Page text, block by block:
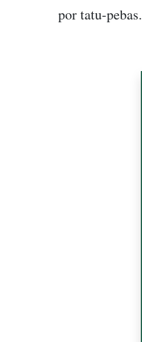
por tatu-pebas.